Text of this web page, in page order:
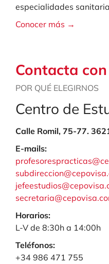
especialidades
Conocer más →
Contacta
POR QUÉ ELEGIRNOS
Centro de
Calle Romil, 75-77.
E-mails:
Horarios:
L-V de 8:30h a 14:00h
Teléfonos:
+34 986 471 755